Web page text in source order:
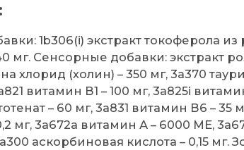
1b306(i) экстракт токоферола из
мг. Сенсорные добавки: экстракт
хлорид (холин) – 350 мг, 3a370
витамин В1 – 100 мг, 3a825i
– 60 мг, 3a831 витамин В6 – 35
мг, 3a672a витамин А – 6000 МЕ,
аскорбиновая кислота – 0,15 мг.